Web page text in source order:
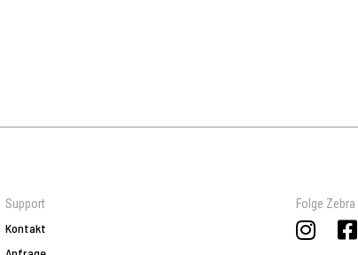
Support
Kontakt
Folge Zebra